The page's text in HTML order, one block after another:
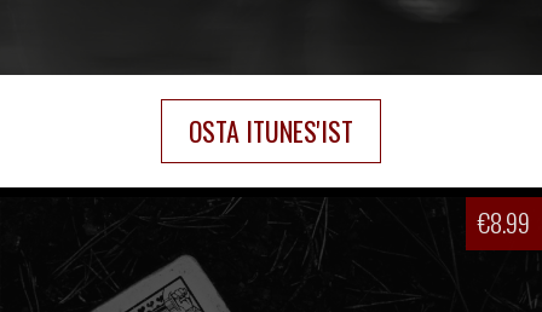
OSTA ITUNES'IST
€8.99